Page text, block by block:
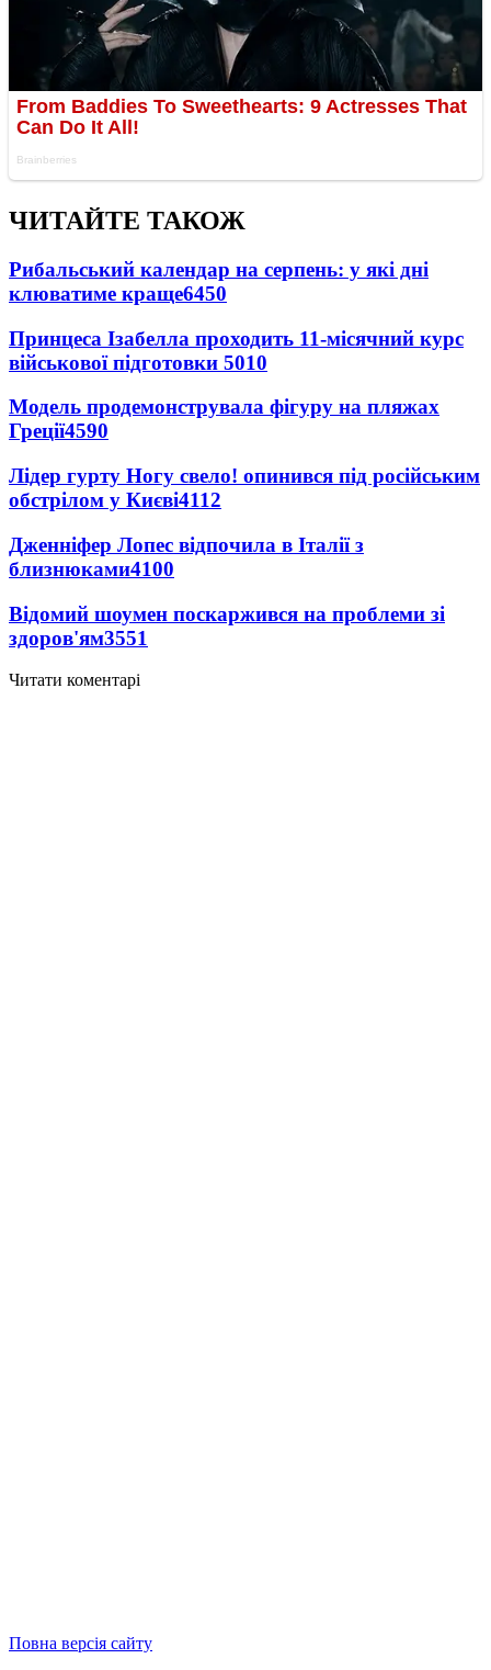
ЧИТАЙТЕ ТАКОЖ
Рибальський календар на серпень: у які дні
клюватиме краще6450
Принцеса Ізабелла проходить 11-місячний курс
військової підготовки 5010
Модель продемонструвала фігуру на пляжах
Греції4590
Лідер гурту Ногу свело! опинився під російським
обстрілом у Києві4112
Дженніфер Лопес відпочила в Італії з
близнюками4100
Відомий шоумен поскаржився на проблеми зі
здоров'ям3551
Читати коментарі
Повна версія сайту